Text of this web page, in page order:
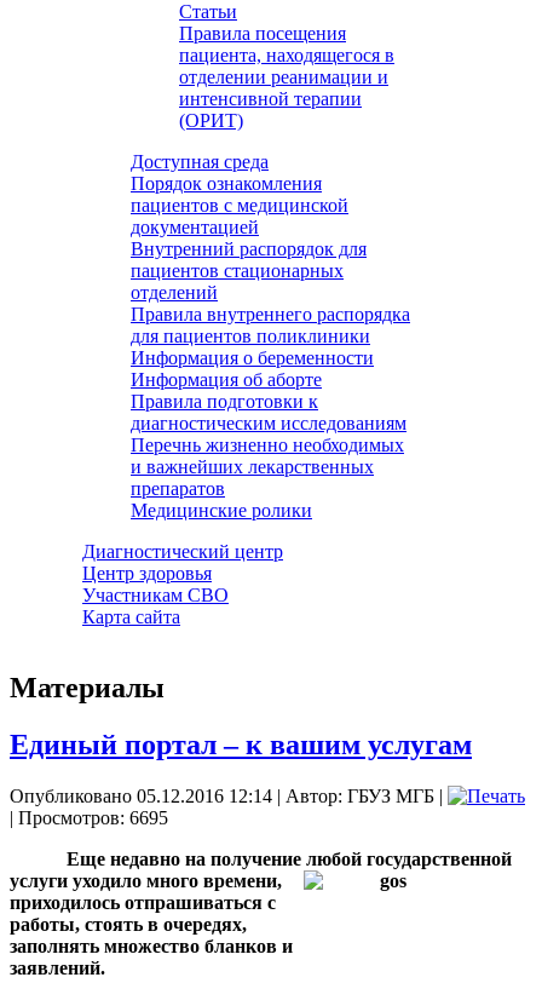
Статьи
Правила посещения
пациента, находящегося в
отделении реанимации и
интенсивной терапии
(ОРИТ)
Доступная среда
Порядок ознакомления
пациентов с медицинской
документацией
Внутренний распорядок для
пациентов стационарных
отделений
Правила внутреннего распорядка
для пациентов поликлиники
Информация о беременности
Информация об аборте
Правила подготовки к
диагностическим исследованиям
Перечнь жизненно необходимых
и важнейших лекарственных
препаратов
Медицинские ролики
Диагностический центр
Центр здоровья
Участникам СВО
Карта сайта
Материалы
Единый портал – к вашим услугам
Опубликовано 05.12.2016 12:14 | Автор: ГБУЗ МГБ |
| Просмотров: 6695
Еще недавно на получение любой государственной
услуги уходило много времени,
приходилось отпрашиваться с
работы, стоять в очередях,
заполнять множество бланков и
заявлений.